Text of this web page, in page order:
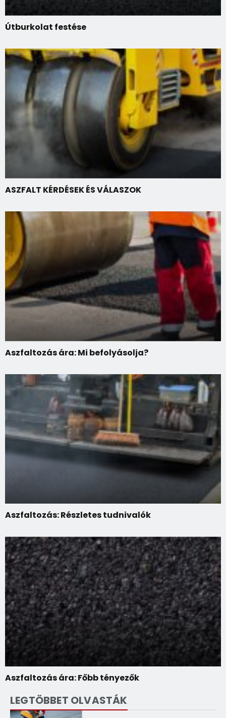
Útburkolat festése
ASZFALT KÉRDÉSEK ÉS VÁLASZOK
Aszfaltozás ára: Mi befolyásolja?
Aszfaltozás: Részletes tudnivalók
Aszfaltozás ára: Főbb tényezők
LEGTÖBBET OLVASTÁK